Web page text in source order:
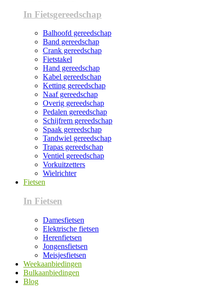
In Fietsgereedschap
Balhoofd gereedschap
Band gereedschap
Crank gereedschap
Fietstakel
Hand gereedschap
Kabel gereedschap
Ketting gereedschap
Naaf gereedschap
Overig gereedschap
Pedalen gereedschap
Schijfrem gereedschap
Spaak gereedschap
Tandwiel gereedschap
Trapas gereedschap
Ventiel gereedschap
Vorkuitzetters
Wielrichter
Fietsen
In Fietsen
Damesfietsen
Elektrische fietsen
Herenfietsen
Jongensfietsen
Meisjesfietsen
Weekaanbiedingen
Bulkaanbiedingen
Blog